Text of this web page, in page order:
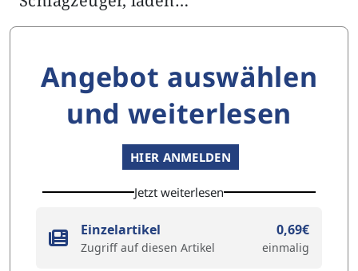
Angebot auswählen
und weiterlesen
HIER ANMELDEN
Jetzt weiterlesen
Einzelartikel
Zugriff auf diesen Artikel
0,69€
einmalig